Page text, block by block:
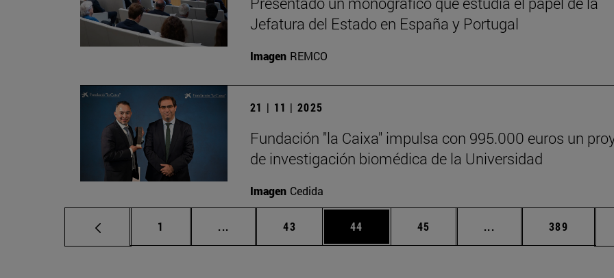
Jefatura del Estado en España y Portugal
Imagen REMCO
21 | 11 | 2025
Fundación "la Caixa" impulsa con 995.000 euros un
de investigación biomédica de la Universidad
Imagen Cedida
Página
1 ... Páginas intermedias Use TAB para desplazarse.
Página
43 Página
44 Página
45 ... Páginas intermedias
Página
389